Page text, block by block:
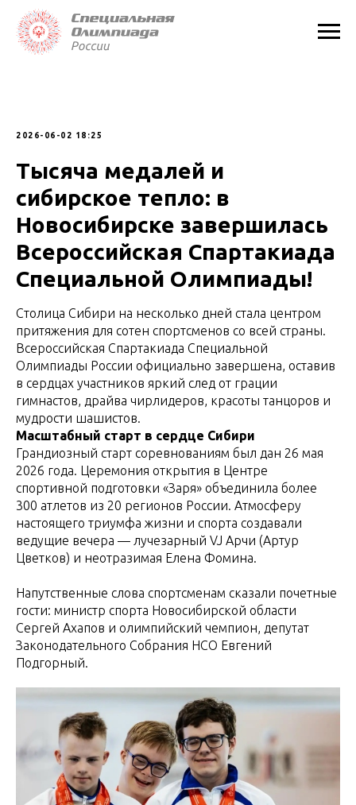
2026-06-02 18:25
Тысяча медалей и
сибирское тепло: в
Новосибирске завершилась
Всероссийская Спартакиада
Специальной Олимпиады!
Столица Сибири на несколько дней стала центром
притяжения для сотен спортсменов со всей страны.
Всероссийская Спартакиада Специальной
Олимпиады России официально завершена, оставив
в сердцах участников яркий след от грации
гимнастов, драйва чирлидеров, красоты танцоров и
мудрости шашистов.
Масштабный старт в сердце Сибири
Грандиозный старт соревнованиям был дан 26 мая
2026 года. Церемония открытия в Центре
спортивной подготовки «Заря» объединила более
300 атлетов из 20 регионов России. Атмосферу
настоящего триумфа жизни и спорта создавали
ведущие вечера — лучезарный VJ Арчи (Артур
Цветков) и неотразимая Елена Фомина.
Напутственные слова спортсменам сказали почетные
гости: министр спорта Новосибирской области
Сергей Ахапов и олимпийский чемпион, депутат
Законодательного Собрания НСО Евгений
Подгорный.